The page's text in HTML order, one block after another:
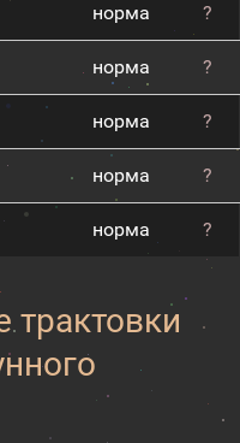
норма ?
норма ?
норма ?
норма ?
норма ?
трактовки